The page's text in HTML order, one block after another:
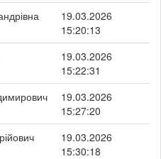
19.03.2026
15:20:13
19.03.2026
15:22:31
19.03.2026
15:27:20
19.03.2026
15:30:18